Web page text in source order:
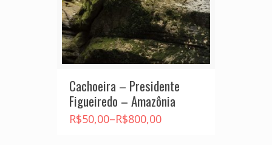
Cachoeira – Presidente
Figueiredo – Amazônia
R$50,00–R$800,00